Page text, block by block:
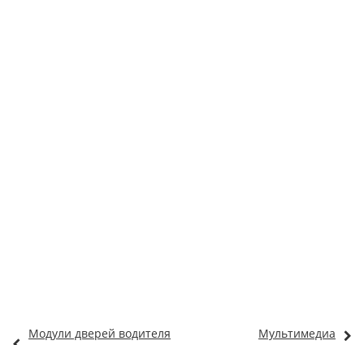
Модули дверей водителя
Мультимедиа